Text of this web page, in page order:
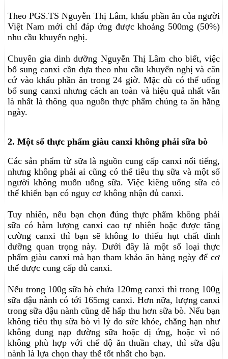
Theo PGS.TS Nguyễn Thị Lâm, khẩu phần ăn của người
Việt Nam mới chỉ đáp ứng được khoảng 500mg (50%)
nhu cầu khuyến nghị.
Chuyên gia dinh dưỡng Nguyễn Thị Lâm cho biết, việc
bổ sung canxi cần dựa theo nhu cầu khuyến nghị và căn
cứ vào khẩu phần ăn trong 24 giờ. Mặc dù có thể uống
bổ sung canxi nhưng cách an toàn và hiệu quả nhất vẫn
là nhất là thông qua nguồn thực phẩm chúng ta ăn hằng
ngày.
2. Một số thực phẩm giàu canxi không phải sữa bò
Các sản phẩm từ sữa là nguồn cung cấp canxi nổi tiếng,
nhưng không phải ai cũng có thể tiêu thụ sữa và một số
người không muốn uống sữa. Việc kiêng uống sữa có
thể khiến bạn có nguy cơ không nhận đủ canxi.
Tuy nhiên, nếu bạn chọn đúng thực phẩm không phải
sữa có hàm lượng canxi cao tự nhiên hoặc được tăng
cường canxi thì bạn sẽ không lo thiếu hụt chất dinh
dưỡng quan trọng này. Dưới đây là một số loại thực
phẩm giàu canxi mà bạn tham khảo ăn hàng ngày để cơ
thể được cung cấp đủ canxi.
Nếu trong 100g sữa bò chứa 120mg canxi thì trong 100g
sữa đậu nành có tới 165mg canxi. Hơn nữa, lượng canxi
trong sữa đậu nành cũng dễ hấp thu hơn sữa bò. Nếu bạn
không tiêu thụ sữa bò vì lý do sức khỏe, chẳng hạn như
không dung nạp đường sữa hoặc dị ứng, hoặc vì nó
không phù hợp với chế độ ăn thuần chay, thì sữa đậu
nành là lựa chọn thay thế tốt nhất cho bạn.